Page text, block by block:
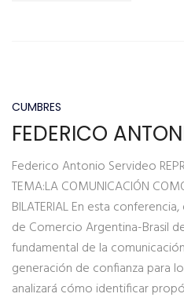
CUMBRES
FEDERICO
Federico Antonio Servideo
TEMA:LA COMUNICACIÓN
BILATERIAL En esta
de Comercio Argentina-Brasil
fundamental de la
generación de confianza para
analizará cómo identificar